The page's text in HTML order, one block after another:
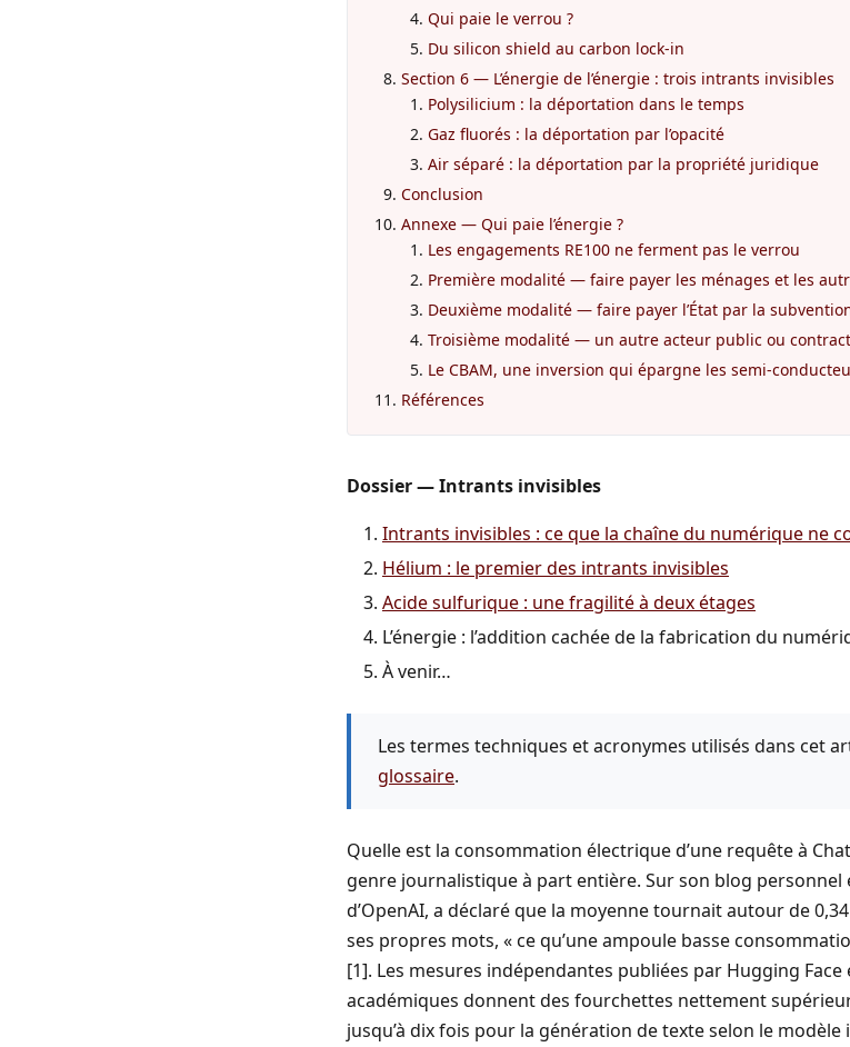
Qui paie le verrou ?
Du silicon shield au carbon lock-in
Section 6 — L’énergie de l’énergie : trois intrants invisibles
Polysilicium : la déportation dans le temps
Gaz fluorés : la déportation par l’opacité
Air séparé : la déportation par la propriété juridique
Conclusion
Annexe — Qui paie l’énergie ?
Les engagements RE100 ne ferment pas le verrou
Première modalité — faire payer les ménages et les
Deuxième modalité — faire payer l’État par la
Troisième modalité — un autre acteur public ou
Le CBAM, une inversion qui épargne les semi-
Références
Dossier — Intrants invisibles
Intrants invisibles : ce que la chaîne du numérique ne
Hélium : le premier des intrants invisibles
Acide sulfurique : une fragilité à deux étages
L’énergie : l’addition cachée de la fabrication du
À venir…
Les termes techniques et acronymes utilisés dans cet
glossaire.
Quelle est la consommation électrique d’une requête à
genre journalistique à part entière. Sur son blog personnel
d’OpenAI, a déclaré que la moyenne tournait autour de
ses propres mots, « ce qu’une ampoule basse
[1]. Les mesures indépendantes publiées par Hugging
académiques donnent des fourchettes nettement
jusqu’à dix fois pour la génération de texte selon le